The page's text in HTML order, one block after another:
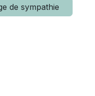
de sympathie